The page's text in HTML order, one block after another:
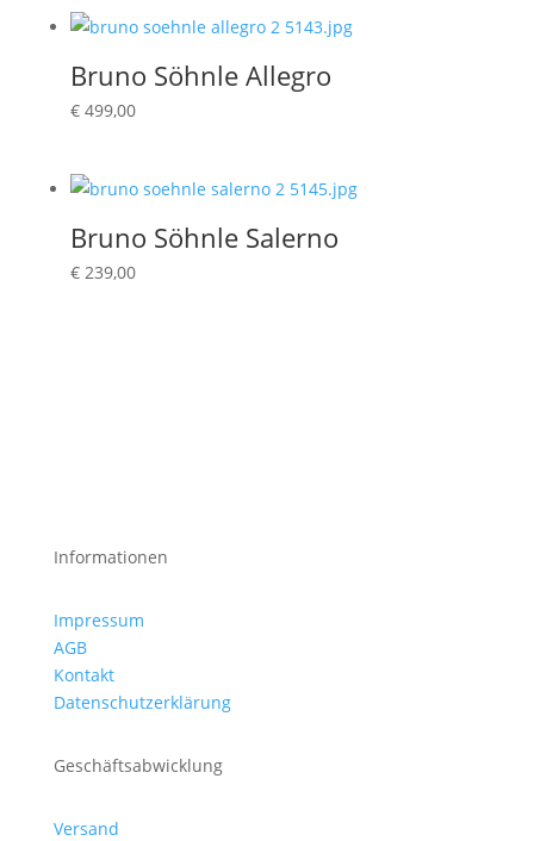
Bruno Söhnle Allegro
€499,00
Bruno Söhnle Salerno
€239,00
Informationen
Impressum
AGB
Kontakt
Datenschutzerklärung
Geschäftsabwicklung
Versand